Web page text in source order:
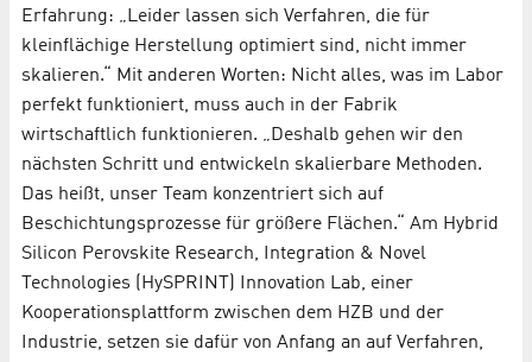
Erfahrung: „Leider lassen sich Verfahren, die für
kleinflächige Herstellung optimiert sind, nicht immer
skalieren.“ Mit anderen Worten: Nicht alles, was im Labor
perfekt funktioniert, muss auch in der Fabrik
wirtschaftlich funktionieren. „Deshalb gehen wir den
nächsten Schritt und entwickeln skalierbare Methoden.
Das heißt, unser Team konzentriert sich auf
Beschichtungsprozesse für größere Flächen.“ Am Hybrid
Silicon Perovskite Research, Integration & Novel
Technologies (HySPRINT) Innovation Lab, einer
Kooperationsplattform zwischen dem HZB und der
Industrie, setzen sie dafür von Anfang an auf Verfahren,